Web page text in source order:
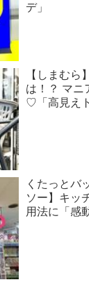
デ」
【しまむら
は！？ マニ
♡「高見え
くたっとバ
ソー】キッ
用法に「感